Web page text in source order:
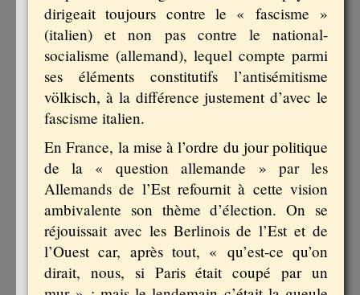
dirigeait toujours contre le « fascisme »
(italien) et non pas contre le national-
socialisme (allemand), lequel compte parmi
ses éléments constitutifs l’antisémitisme
völkisch, à la différence justement d’avec le
fascisme italien.
En France, la mise à l’ordre du jour politique
de la « question allemande » par les
Allemands de l’Est refournit à cette vision
ambivalente son thème d’élection. On se
réjouissait avec les Berlinois de l’Est et de
l’Ouest car, après tout, « qu’est-ce qu’on
dirait, nous, si Paris était coupé par un